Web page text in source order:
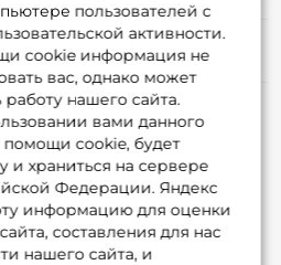
пользователей с
активности.
cookie информация не
вас, однако может
нашего сайта.
вами данного
помощи cookie, будет
и храниться на сервере
Федерации. Яндекс
информацию для оценки
составления для нас
нашего сайта, и
магазине
Оплата
bonus
Гуру
программа